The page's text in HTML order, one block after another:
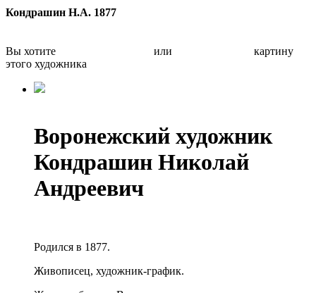
Кондрашин Н.А. 1877
Вы хотите или
картину
этого художника
Воронежский художник
Кондрашин Николай
Андреевич
Родился в 1877.
Живописец, художник-график.